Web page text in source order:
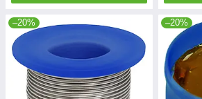
–20% –20%